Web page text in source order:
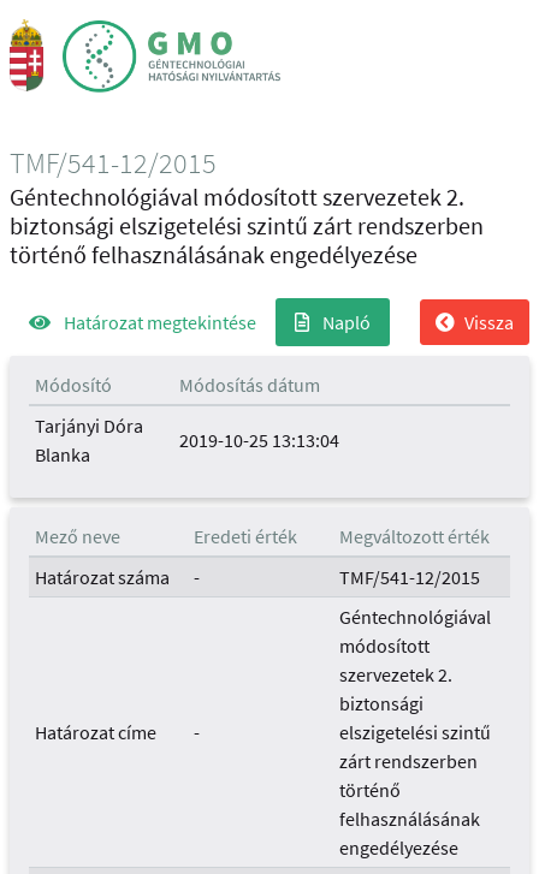
TMF/541-12/2015
Géntechnológiával módosított szervezetek 2.
biztonsági elszigetelési szintű zárt rendszerben
történő felhasználásának engedélyezése
Határozat megtekintése Napló Vissza
Módosító
Módosítás dátum
Tarjányi Dóra
Blanka
2019-10-25 13:13:04
Mező neve Eredeti érték
Megváltozott érték
Határozat száma
- TMF/541-12/2015
Határozat címe -
Géntechnológiával
módosított
szervezetek 2.
biztonsági
elszigetelési szintű
zárt rendszerben
történő
felhasználásának
engedélyezése